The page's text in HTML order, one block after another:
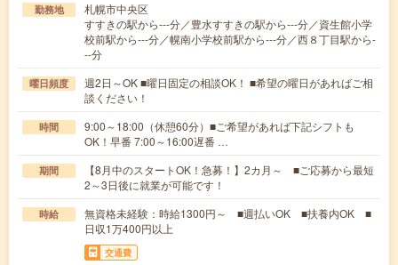
勤務地
札幌市中央区
すすきの駅から---分／豊水すすきの駅から---分／資生館小学
校前駅から---分／幌南小学校前駅から---分／西８丁目駅から-
--分
曜日頻度
週2日～OK ■曜日固定の相談OK！ ■希望の曜日があればご相
談ください！
時間
9:00～18:00（休憩60分）■ご希望があれば下記シフトも
OK！早番 7:00～16:00遅番 …
期間
【8月中のスタートOK！急募！】2カ月～ ■ご応募から最短
2～3日後に就業が可能です！
時給
無資格未経験：時給1300円～ ■週払いOK ■扶養内OK ■
日収1万400円以上
交通費